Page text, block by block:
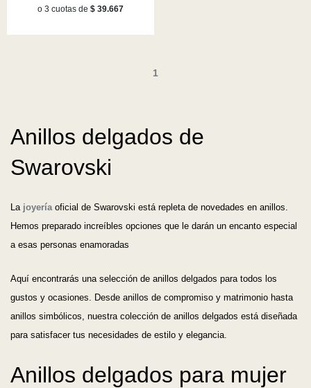
o 3 cuotas de $ 39.667
1
Anillos delgados de
Swarovski
La joyería oficial de Swarovski está repleta de novedades en anillos.
Hemos preparado increíbles opciones que le darán un encanto especial
a esas personas enamoradas
Aquí encontrarás una selección de anillos delgados para todos los
gustos y ocasiones. Desde anillos de compromiso y matrimonio hasta
anillos simbólicos, nuestra colección de anillos delgados está diseñada
para satisfacer tus necesidades de estilo y elegancia.
Anillos delgados para mujer